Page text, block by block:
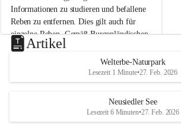
m
N
e
u
s
d
S
Informationen zu studieren und befallene
Reben zu entfernen. Dies gilt auch für
einzelne Reben. Gemäß Burgenländischen
Weinbaugesetz sind nicht gepflegte oder
unzulässige Weingärten zu roden! Bitte
helfen wir zusammen um unsere Winzer
vor den prognostizierten Ernteausfällen
und den daraus folgenden wirtschaftlichen
u
e
d
r
S
Artikel
Welterbe-Naturpark
Lesezeit 1 Minute•27. Feb. 2026
Neusiedler See
Lesezeit 6 Minuten•27. Feb. 2026